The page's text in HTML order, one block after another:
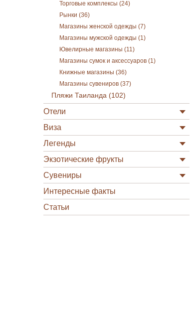
Торговые комплексы (24)
Рынки (36)
Магазины женской одежды (7)
Магазины мужской одежды (1)
Ювелирные магазины (11)
Магазины сумок и аксессуаров (1)
Книжные магазины (36)
Магазины сувениров (37)
Пляжи Таиланда (102)
Отели
Виза
Легенды
Экзотические фрукты
Сувениры
Интересные факты
Статьи